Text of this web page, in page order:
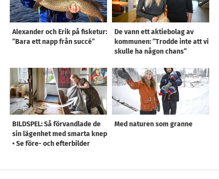
Alexander och Erik på fisketur:
”Bara ett napp från succé”
De vann ett aktiebolag av
kommunen: ”Trodde inte att vi
skulle ha någon chans”
BILDSPEL: Så förvandlade de
sin lägenhet med smarta knep
• Se före- och efterbilder
Med naturen som granne